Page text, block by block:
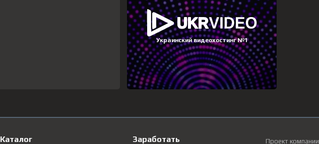
Каталог Заработать Проект компании